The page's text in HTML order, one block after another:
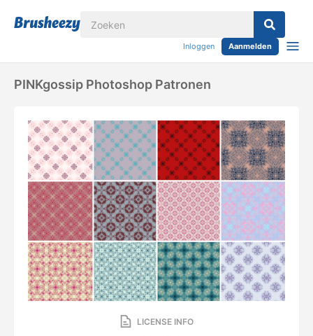
Inloggen Aanmelden
PINKgossip Photoshop Patronen
LICENSE INFO